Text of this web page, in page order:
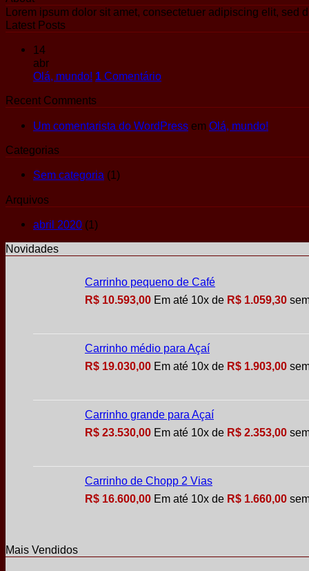
Lorem ipsum dolor sit amet, consectetuer adipiscing elit, sed
Latest Posts
14
abr
Olá, mundo! 1 Comentário
Recent Comments
Um comentarista do WordPress em Olá, mundo!
Categorias
Sem categoria (1)
Arquivos
abril 2020 (1)
Novidades
Carrinho pequeno de Café
R$ 10.593,00 Em até 10x de R$ 1.059,30
Carrinho médio para Açaí
R$ 19.030,00 Em até 10x de R$ 1.903,00
Carrinho grande para Açaí
R$ 23.530,00 Em até 10x de R$ 2.353,00
Carrinho de Chopp 2 Vias
R$ 16.600,00 Em até 10x de R$ 1.660,00
Mais Vendidos